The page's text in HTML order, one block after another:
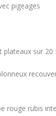
pigeages
plateaux sur 20
rouge rubis